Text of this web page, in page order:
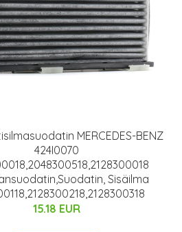
MERCEDES-BENZ
424I0070
Sisäilma
15.18 EUR